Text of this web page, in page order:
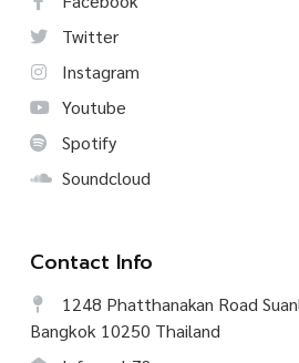
Twitter
Instagram
Youtube
Spotify
Soundcloud
Contact Info
1248 Phatthanakan Road
Bangkok 10250 Thailand